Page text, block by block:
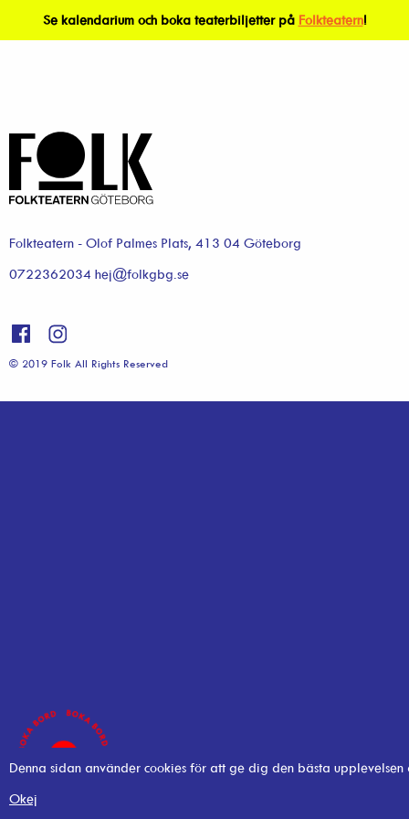
Se kalendarium och boka teaterbiljetter på Folkteatern!
Folkteatern - Olof Palmes Plats, 413 04 Göteborg
0722362034 hej@folkgbg.se
© 2019 Folk All Rights Reserved
Denna sidan använder cookies för att ge dig den bästa
Okej